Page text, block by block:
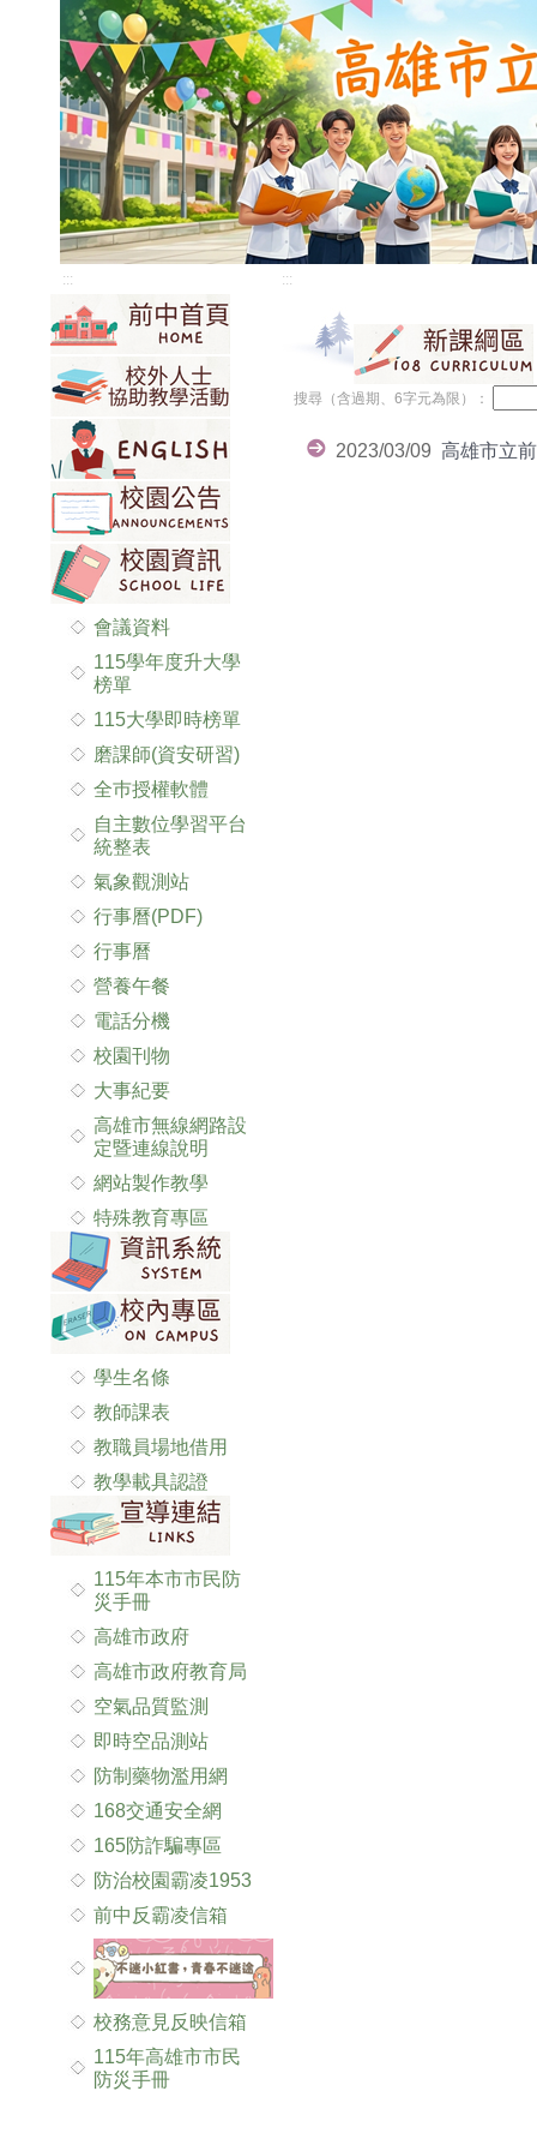
:::
會議資料
115學年度升大學
榜單
115大學即時榜單
磨課師(資安研習)
全巿授權軟體
自主數位學習平台
統整表
氣象觀測站
行事曆(PDF)
行事曆
營養午餐
電話分機
校園刊物
大事紀要
高雄市無線網路設
定暨連線說明
網站製作教學
特殊教育專區
學生名條
教師課表
教職員場地借用
教學載具認證
115年本市市民防
災手冊
高雄市政府
高雄市政府教育局
空氣品質監測
即時空品測站
防制藥物濫用網
168交通安全網
165防詐騙專區
防治校園霸凌1953
前中反霸凌信箱
校務意見反映信箱
115年高雄市市民
防災手冊
:::
搜尋（含過期、6字元為限）：
2023/03/09 高雄市立